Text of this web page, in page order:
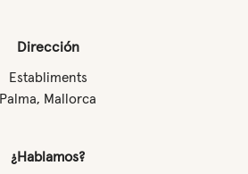
Dirección
Establiments
Palma, Mallorca
¿Hablamos?